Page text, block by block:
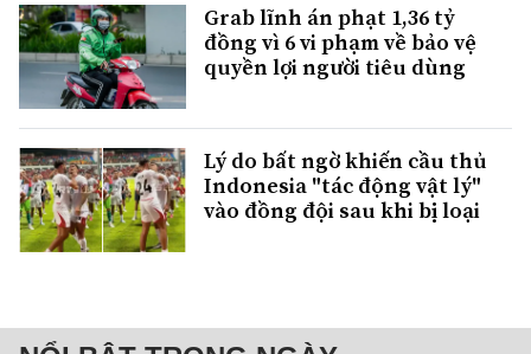
Grab lĩnh án phạt 1,36 tỷ
đồng vì 6 vi phạm về bảo vệ
quyền lợi người tiêu dùng
Lý do bất ngờ khiến cầu thủ
Indonesia "tác động vật lý"
vào đồng đội sau khi bị loại